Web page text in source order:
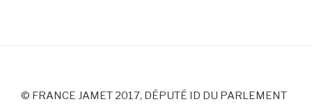
© FRANCE JAMET 2017, DÉPUTÉ ID DU PARLEMENT